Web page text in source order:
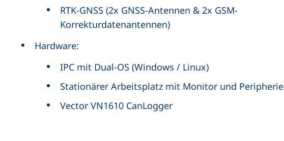
RTK-GNSS (2x GNSS-Antennen & 2x GSM-
Korrekturdatenantennen)
Hardware:
IPC mit Dual-OS (Windows / Linux)
Stationärer Arbeitsplatz mit Monitor und Peripherie
Vector VN1610 CanLogger